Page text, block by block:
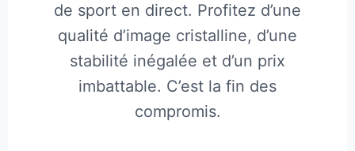
de sport en direct. Profitez d’une
qualité d’image cristalline, d’une
stabilité inégalée et d’un prix
imbattable. C’est la fin des
compromis.